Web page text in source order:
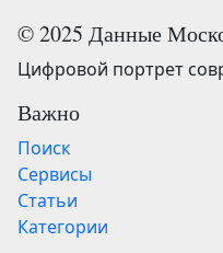
© 2025 Данные
Цифровой портрет
Важно
Поиск
Сервисы
Статьи
Категории